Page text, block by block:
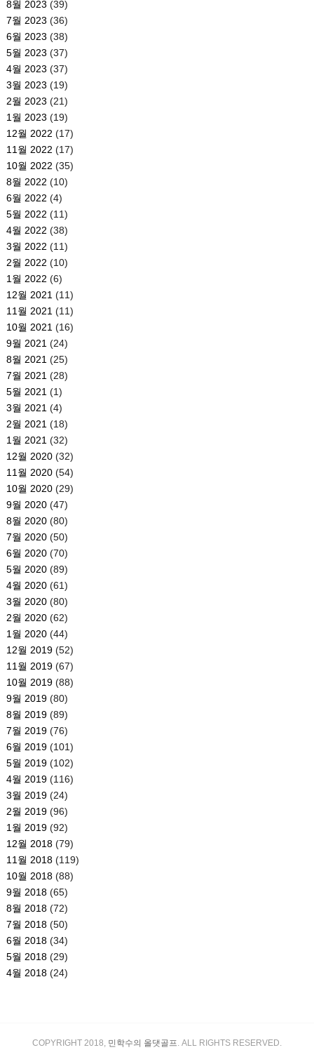
8월 2023 (39)
7월 2023 (36)
6월 2023 (38)
5월 2023 (37)
4월 2023 (37)
3월 2023 (19)
2월 2023 (21)
1월 2023 (19)
12월 2022 (17)
11월 2022 (17)
10월 2022 (35)
8월 2022 (10)
6월 2022 (4)
5월 2022 (11)
4월 2022 (38)
3월 2022 (11)
2월 2022 (10)
1월 2022 (6)
12월 2021 (11)
11월 2021 (11)
10월 2021 (16)
9월 2021 (24)
8월 2021 (25)
7월 2021 (28)
5월 2021 (1)
3월 2021 (4)
2월 2021 (18)
1월 2021 (32)
12월 2020(32)
11월 2020(54)
10월 2020(29)
9월 2020(47)
8월 2020(80)
7월 2020(50)
6월 2020(70)
5월 2020(89)
4월 2020(61)
3월 2020(80)
2월 2020(62)
1월 2020(44)
12월 2019(52)
11월 2019(67)
10월 2019(88)
9월 2019(80)
8월 2019(89)
7월 2019(76)
6월 2019(101)
5월 2019(102)
4월 2019(116)
3월 2019(24)
2월 2019(96)
1월 2019(92)
12월 2018(79)
11월 2018(119)
10월 2018(88)
9월 2018(65)
8월 2018(72)
7월 2018(50)
6월 2018(34)
5월 2018(29)
4월 2018(24)
COPYRIGHT 2018, 민학수의 올댓골프. ALL RIGHTS RESERVED.